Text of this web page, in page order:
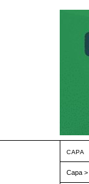
CAPA
Capa >